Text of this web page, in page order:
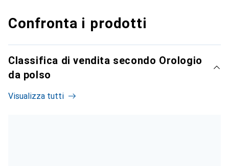
Confronta i prodotti
Classifica di vendita secondo Orologio
da polso
Visualizza tutti